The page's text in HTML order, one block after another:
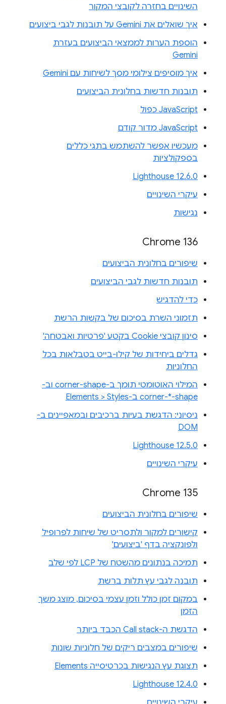
השינויים בחזרה לקובצי המקור
איך שואלים את Gemini על תובנות לגבי ביצועים
הוספת הערות לממצאי הביצועים בעזרת
Gemini
איך מוסיפים צילומי מסך לשיחות עם Gemini
תובנות חדשות בחלונית הביצועים
JavaScript כפול
JavaScript מדור קודם
מעכשיו אפשר להשתמש בתגי כללים
בספקולציות
Lighthouse 12.6.0
עיקרי השינויים
נגישות
Chrome 136
שיפורים בחלונית הביצועים
תובנות חדשות לגבי הביצועים
כדי להדגיש
תזמוני השרת בסיכום של בקשות הרשת
סינון קובצי Cookie בקטע 'פרטיות ואבטחה'
גדלים ביחידות של קילו-בייט בטבלאות בכל
החלוניות
המילוי האוטומטי תומך ב-corner-shape וב-
corner-*-shape ב-Elements > Styles
ניסיוני: הדגשת בעיות ברכיבים ובמאפיינים ב-
DOM
Lighthouse 12.5.0
עיקרי השינויים
Chrome 135
שיפורים בחלונית הביצועים
קישורים למקור ולתסריט של שיחות לפרופיל
ולפונקציה בדף 'ביצועים'
תמיכה בנתונים מהשטח של LCP לפי שלב
תובנה לגבי עץ תלות ברשת
במקום זמן כולל וזמן עצמי בסיכום, מוצג משך
הזמן
הדגשת ה-Call stack הכבד ביותר
שיפורים במצבים ריקים של חלוניות שונות
תצוגת עץ הנגישות בכרטיסייה Elements
Lighthouse 12.4.0